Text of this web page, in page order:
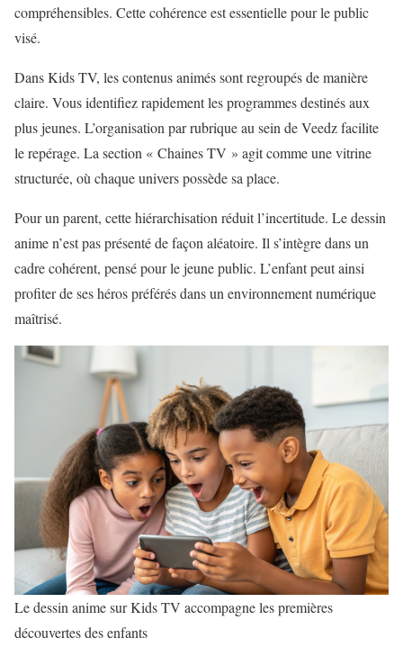
compréhensibles. Cette cohérence est essentielle pour le public
visé.
Dans Kids TV, les contenus animés sont regroupés de manière
claire. Vous identifiez rapidement les programmes destinés aux
plus jeunes. L’organisation par rubrique au sein de Veedz facilite
le repérage. La section « Chaines TV » agit comme une vitrine
structurée, où chaque univers possède sa place.
Pour un parent, cette hiérarchisation réduit l’incertitude. Le dessin
anime n’est pas présenté de façon aléatoire. Il s’intègre dans un
cadre cohérent, pensé pour le jeune public. L’enfant peut ainsi
profiter de ses héros préférés dans un environnement numérique
maîtrisé.
Le dessin anime sur Kids TV accompagne les premières
découvertes des enfants